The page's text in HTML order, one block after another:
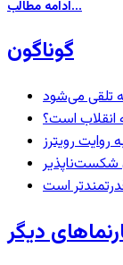
ادامه مطالب...
گوناگون
تلقی می‌شود
انقلاب است؟
روایت رویترز
شکست‌ناپذیر
است
دیگر